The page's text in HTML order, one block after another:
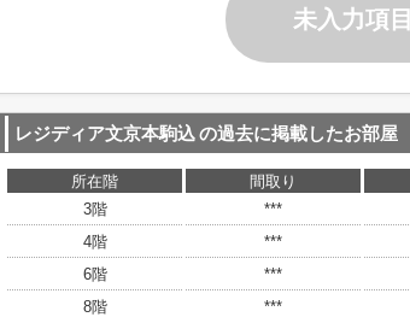
未入力項
レジディア文京本駒込の過去に掲載したお部屋
所在階 間取り
3階
***
4階
***
6階
***
8階
***